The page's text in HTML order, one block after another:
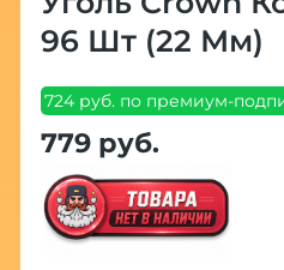
96 Шт (22 Мм)
724 руб. по премиум-
779 руб.